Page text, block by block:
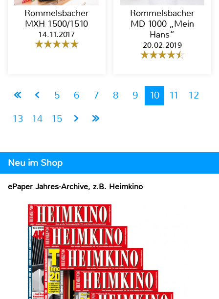
Rommelsbacher
MXH 1500/1510
14.11.2017
Rommelsbacher
MD 1000 „Mein
Hans“
20.02.2019
5 6 7 8 9 10 11
12
13
14 15
Neu im Shop
ePaper Jahres-Archive, z.B. Heimkino